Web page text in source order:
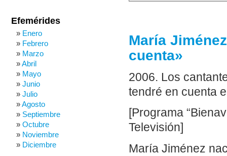
María
cuenta»
2006. Los
tendré en cuenta
[Programa
Televisión]
María Jiménez
Efemérides
Enero
Febrero
Marzo
Abril
Mayo
Junio
Julio
Agosto
Septiembre
Octubre
Noviembre
Diciembre